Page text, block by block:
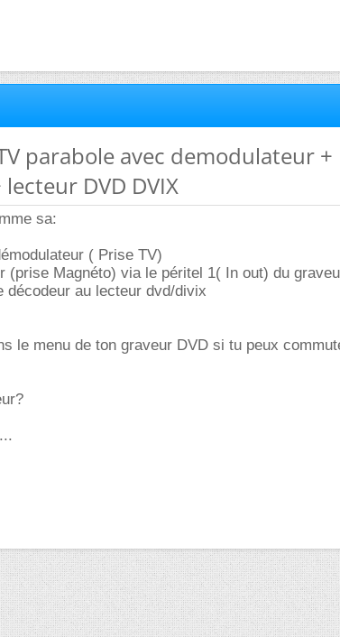
parabole avec demodulateur +
DVD DVIX
sa:
( Prise TV)
(prise Magnéto) via le péritel 1( In out) du
décodeur au lecteur dvd/divix
le menu de ton graveur DVD si tu peux